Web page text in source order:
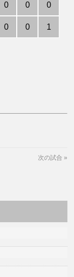
0
0
0
0
0
1
次の試合 »